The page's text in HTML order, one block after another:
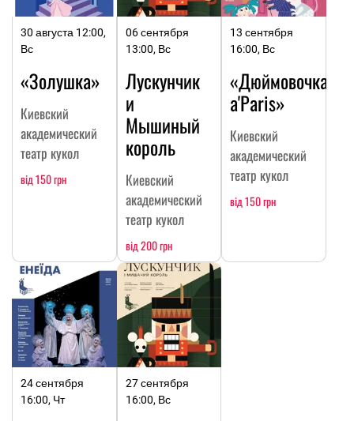
30 августа 12:00,
Вс
«Золушка»
Киевский
академический
театр кукол
від 150 грн
06 сентября
13:00, Вс
Лускунчик
и
Мышиный
король
Киевский
академический
театр кукол
від 200 грн
13 сентября
16:00, Вс
«Дюймовочка
a'Paris»
Киевский
академический
театр кукол
від 150 грн
24 сентября
16:00, Чт
27 сентября
16:00, Вс